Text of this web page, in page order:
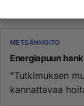
METSÄNHOITO
Energiapuun
"Tutkimuksen
kannattavaa